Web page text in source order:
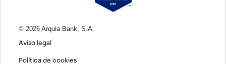
© 2026 Arquia Bank, S.A.
Aviso legal
Política de cookies